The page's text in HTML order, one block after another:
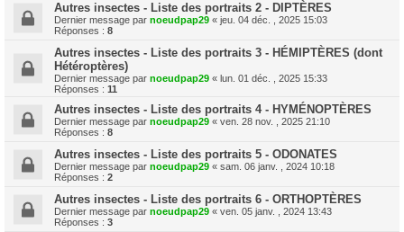
Autres insectes - Liste des portraits 2 - DIPTÈRES
Dernier message par noeudpap29 « jeu. 04 déc. , 2025 15:03
Réponses : 8
Autres insectes - Liste des portraits 3 - HÉMIPTÈRES (dont
Hétéroptères)
Dernier message par noeudpap29 « lun. 01 déc. , 2025 15:33
Réponses : 11
Autres insectes - Liste des portraits 4 - HYMÉNOPTÈRES
Dernier message par noeudpap29 « ven. 28 nov. , 2025 21:10
Réponses : 8
Autres insectes - Liste des portraits 5 - ODONATES
Dernier message par noeudpap29 « sam. 06 janv. , 2024 10:18
Réponses : 2
Autres insectes - Liste des portraits 6 - ORTHOPTÈRES
Dernier message par noeudpap29 « ven. 05 janv. , 2024 13:43
Réponses : 3